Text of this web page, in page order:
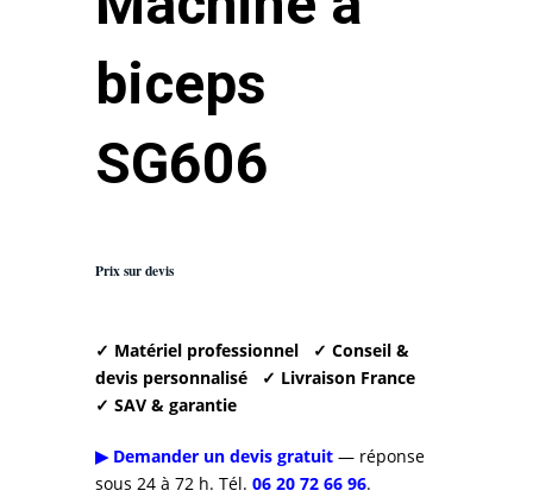
biceps
SG606
Prix sur devis
✓ Matériel professionnel
✓ Conseil &
devis personnalisé
✓ Livraison France
✓ SAV & garantie
▶ Demander un devis gratuit — réponse
sous 24 à 72 h. Tél. 06 20 72 66 96.